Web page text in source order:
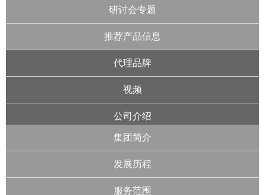
研讨会专题
推荐产品信息
代理品牌
视频
公司介绍
集团简介
发展历程
服务范围